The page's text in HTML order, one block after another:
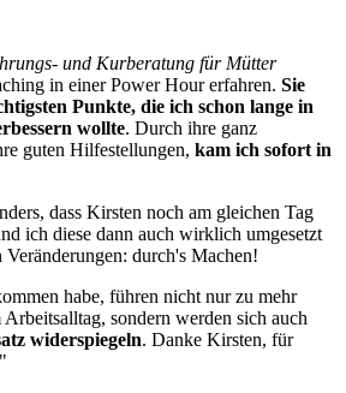
und Kurberatung für Mütter
in einer Power Hour erfahren. Sie
Punkte, die ich schon lange in
wollte. Durch ihre ganz
guten Hilfestellungen, kam ich sofort in
dass Kirsten noch am gleichen Tag
ich diese dann auch wirklich umgesetzt
Veränderungen: durch's Machen!
habe, führen nicht nur zu mehr
sondern werden sich auch
widerspiegeln. Danke Kirsten, für